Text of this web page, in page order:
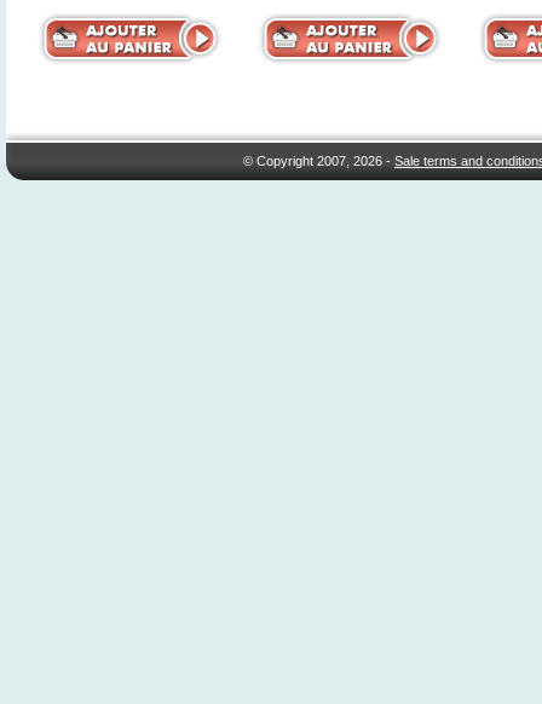
© Copyright 2007, 2026 -Sale terms and